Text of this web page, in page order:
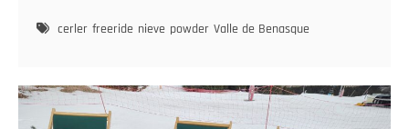
de
cerler freeride nieve powder Valle de Benasque